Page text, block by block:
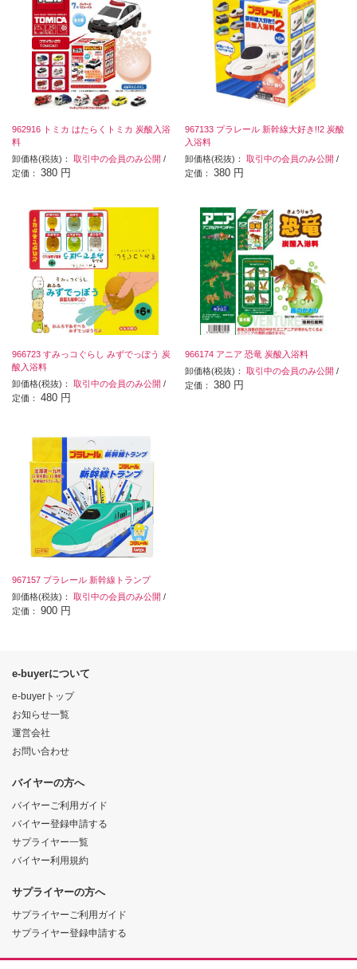
962916 トミカ はたらくトミカ 炭酸入浴
料
卸価格(税抜)： 取引中の会員のみ公開 /
定価： 380 円
967133 プラレール 新幹線大好き!!2 炭酸
入浴料
卸価格(税抜)：取引中の会員のみ公開 /
定価：380 円
966723 すみっコぐらし みずでっぽう 炭
酸入浴料
卸価格(税抜)： 取引中の会員のみ公開 /
定価： 480 円
966174 アニア 恐竜 炭酸入浴料
卸価格(税抜)：取引中の会員のみ公開 /
定価：380 円
967157 プラレール 新幹線トランプ
卸価格(税抜)： 取引中の会員のみ公開 /
定価： 900 円
e-buyerについて
e-buyerトップ
お知らせ一覧
運営会社
お問い合わせ
バイヤーの方へ
バイヤーご利用ガイド
バイヤー登録申請する
サプライヤー一覧
バイヤー利用規約
サプライヤーの方へ
サプライヤーご利用ガイド
サプライヤー登録申請する